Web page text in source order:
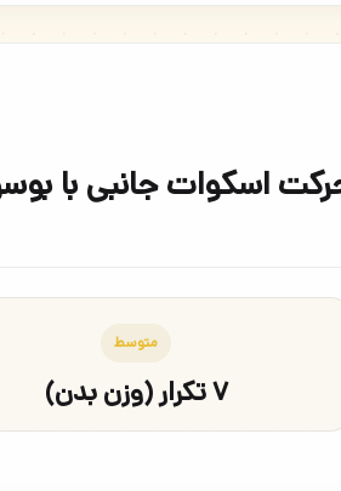
اسکوات جانبی با
متوسط
۷ تکرار (وزن بدن)